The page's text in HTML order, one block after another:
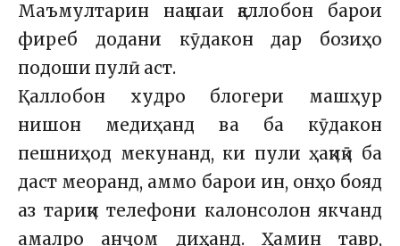
Маъмултарин нақшаи қаллобон барои
фиреб додани кӯдакон дар бозиҳо
подоши пулӣ аст.
Қаллобон худро блогери машҳур
нишон медиҳанд ва ба кӯдакон
пешниҳод мекунанд, ки пули ҳақиқӣ ба
даст меоранд, аммо барои ин, онҳо бояд
аз тариқи телефони калонсолон якчанд
амалро анҷом диҳанд. Ҳамин тавр,